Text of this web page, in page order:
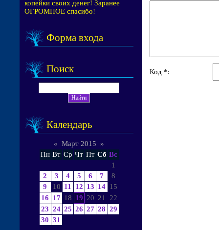
копейки своих денег! Заранее
ОГРОМНОЕ спасибо!
Форма входа
Поиск
Календарь
« Март 2015
»
Пн Вт Ср Чт Пт Сб Вс
1
2
3 4 5 6 7
8
9
10 11 12 13 14 15
16
17 18 19 20 21
22
23 24 25 26 27 28 29
30 31
Код *: